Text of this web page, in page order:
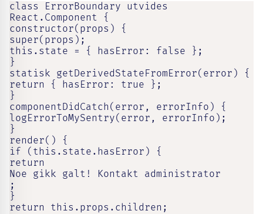
class ErrorBoundary utvides
React.Component {
constructor(props) {
super(props);
this.state = { hasError: false };
}
statisk getDerivedStateFromError(error) {
return { hasError: true };
}
componentDidCatch(error, errorInfo) {
logErrorToMySentry(error, errorInfo);
}
render() {
if (this.state.hasError) {
return
Noe gikk galt! Kontakt administrator
;
}
return this.props.children;